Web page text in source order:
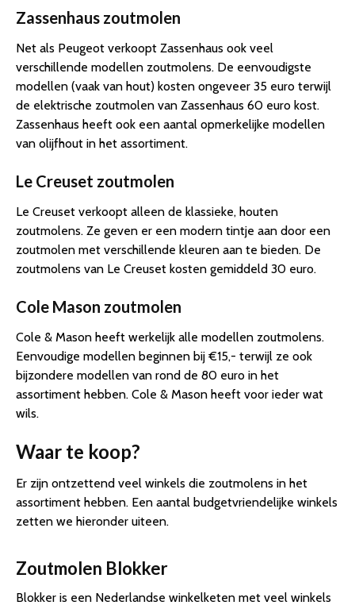
Zassenhaus zoutmolen
Net als Peugeot verkoopt Zassenhaus ook veel
verschillende modellen zoutmolens. De eenvoudigste
modellen (vaak van hout) kosten ongeveer 35 euro terwijl
de elektrische zoutmolen van Zassenhaus 60 euro kost.
Zassenhaus heeft ook een aantal opmerkelijke modellen
van olijfhout in het assortiment.
Le Creuset zoutmolen
Le Creuset verkoopt alleen de klassieke, houten
zoutmolens. Ze geven er een modern tintje aan door een
zoutmolen met verschillende kleuren aan te bieden. De
zoutmolens van Le Creuset kosten gemiddeld 30 euro.
Cole Mason zoutmolen
Cole & Mason heeft werkelijk alle modellen zoutmolens.
Eenvoudige modellen beginnen bij €15,- terwijl ze ook
bijzondere modellen van rond de 80 euro in het
assortiment hebben. Cole & Mason heeft voor ieder wat
wils.
Waar te koop?
Er zijn ontzettend veel winkels die zoutmolens in het
assortiment hebben. Een aantal budgetvriendelijke winkels
zetten we hieronder uiteen.
Zoutmolen Blokker
Blokker is een Nederlandse winkelketen met veel winkels